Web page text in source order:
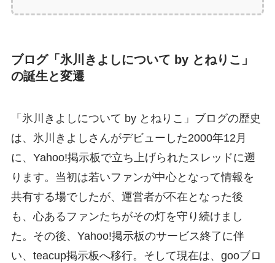
ブログ「氷川きよしについて by とねりこ」
の誕生と変遷
「氷川きよしについて by とねりこ」ブログの歴史
は、氷川きよしさんがデビューした2000年12月
に、Yahoo!掲示板で立ち上げられたスレッドに遡
ります。当初は若いファンが中心となって情報を
共有する場でしたが、運営者が不在となった後
も、心あるファンたちがその灯を守り続けまし
た。その後、Yahoo!掲示板のサービス終了に伴
い、teacup掲示板へ移行。そして現在は、gooブロ